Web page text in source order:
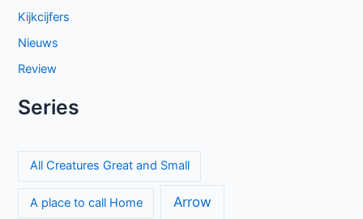
Kijkcijfers
Nieuws
Review
Series
All Creatures Great and Small
A place to call Home Arrow